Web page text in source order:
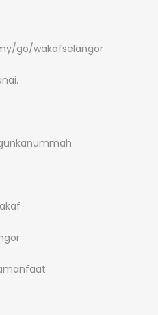
go/wakafselangor